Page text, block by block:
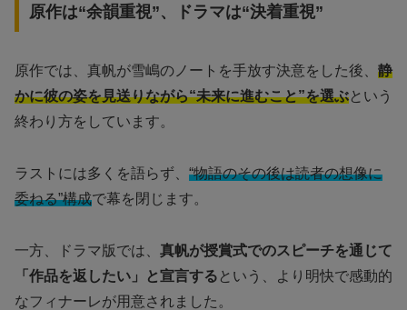
原作は“余韻重視”、ドラマは“決着重視”
原作では、真帆が雪嶋のノートを手放す決意をした後、 静
かに彼の姿を見送りながら“未来に進むこと”を選ぶという
終わり方をしています。
ラストには多くを語らず、 “物語のその後は読者の想像に
委ねる”構成で幕を閉じます。
一方、ドラマ版では、 真帆が授賞式でのスピーチを通じて
「作品を返したい」と宣言する という、より明快で感動的
なフィナーレが用意されました。